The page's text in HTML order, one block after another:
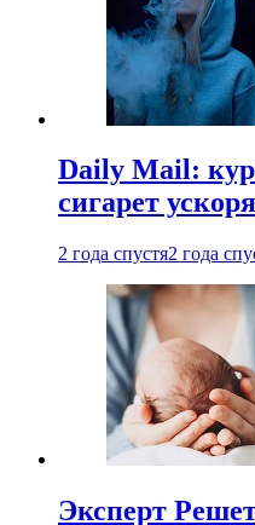
Daily Mail:
сигарет
2 года спустя2 года
Эксперт